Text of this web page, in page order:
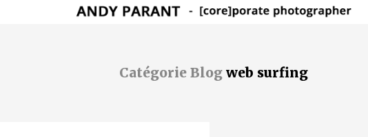
Catégorie Blog web surfing